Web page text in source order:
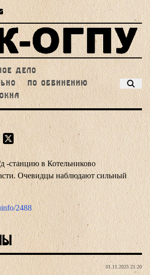
ДЕЛО
ПО ОБВИНЕНИЮ
ОКНА
-станцию в Котельниково
Очевидцы наблюдают сильный
2488
01.11.2025 21:20